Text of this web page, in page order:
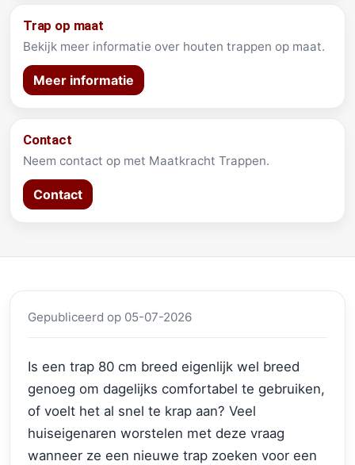
Trap op maat
Bekijk meer informatie over houten trappen op maat.
Meer informatie
Contact
Neem contact op met Maatkracht Trappen.
Contact
Gepubliceerd op 05-07-2026
Is een trap 80 cm breed eigenlijk wel breed
genoeg om dagelijks comfortabel te gebruiken,
of voelt het al snel te krap aan? Veel
huiseigenaren worstelen met deze vraag
wanneer ze een nieuwe trap zoeken voor een